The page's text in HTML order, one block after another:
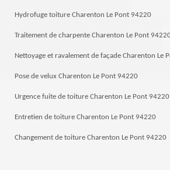
Hydrofuge toiture Charenton Le Pont 94220
Traitement de charpente Charenton Le Pont
Nettoyage et ravalement de façade Charenton Le
Pose de velux Charenton Le Pont 94220
Urgence fuite de toiture Charenton Le Pont 94220
Entretien de toiture Charenton Le Pont 94220
Changement de toiture Charenton Le Pont 94220